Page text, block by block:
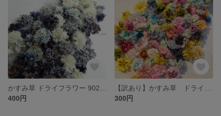
400円
300円